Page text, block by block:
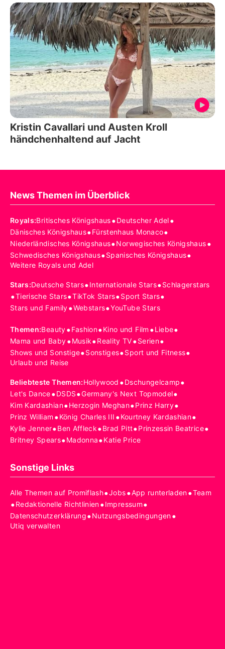
Kristin Cavallari und Austen Kroll
händchenhaltend auf Jacht
News Themen im Überblick
Royals:Britisches Königshaus•Deutscher Adel•
Dänisches Königshaus•Fürstenhaus Monaco•
Niederländisches Königshaus•Norwegisches Königshaus•
Schwedisches Königshaus•Spanisches Königshaus•
Weitere Royals und Adel
Stars:Deutsche Stars•Internationale Stars•Schlagerstars
•Tierische Stars•TikTok Stars•Sport Stars•
Stars und Family•Webstars•YouTube Stars
Themen:Beauty•Fashion•Kino und Film •Liebe•
Mama und Baby•Musik•Reality TV•Serien•
Shows und Sonstige•Sonstiges•Sport und Fitness•
Urlaub und Reise
Beliebteste Themen:Hollywood •Dschungelcamp•
Let's Dance•DSDS•Germany's Next Topmodel•
Kim Kardashian•Herzogin Meghan•Prinz Harry•
Prinz William •König Charles III •Kourtney Kardashian•
Kylie Jenner•Ben Affleck•Brad Pitt•Prinzessin Beatrice•
Britney Spears•Madonna•Katie Price
Sonstige Links
Alle Themen auf Promiflash•Jobs•App runterladen•Team
•Redaktionelle Richtlinien•Impressum•
Datenschutzerklärung•Nutzungsbedingungen•
Utiq verwalten